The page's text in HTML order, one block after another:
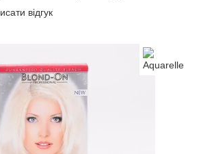
відгук